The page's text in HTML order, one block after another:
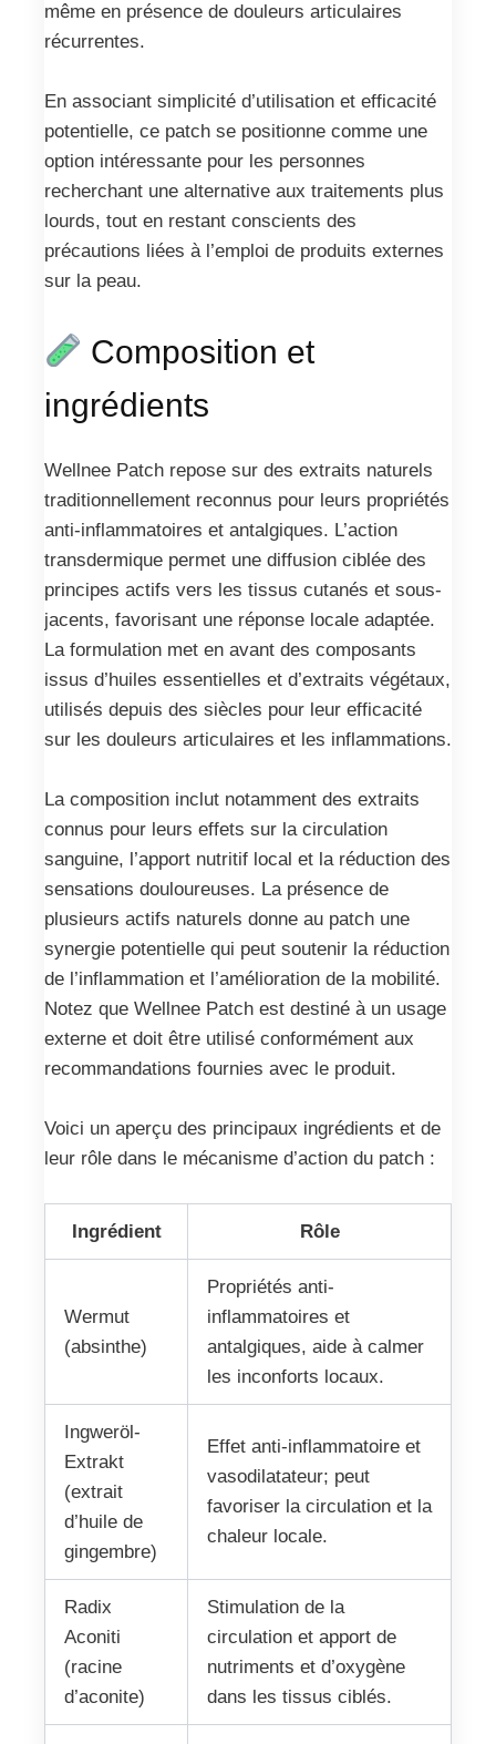
même en présence de douleurs articulaires
récurrentes.
En associant simplicité d’utilisation et efficacité
potentielle, ce patch se positionne comme une
option intéressante pour les personnes
recherchant une alternative aux traitements plus
lourds, tout en restant conscients des
précautions liées à l’emploi de produits externes
sur la peau.
Composition et
ingrédients
Wellnee Patch repose sur des extraits naturels
traditionnellement reconnus pour leurs propriétés
anti-inflammatoires et antalgiques. L’action
transdermique permet une diffusion ciblée des
principes actifs vers les tissus cutanés et sous-
jacents, favorisant une réponse locale adaptée.
La formulation met en avant des composants
issus d’huiles essentielles et d’extraits végétaux,
utilisés depuis des siècles pour leur efficacité
sur les douleurs articulaires et les inflammations.
La composition inclut notamment des extraits
connus pour leurs effets sur la circulation
sanguine, l’apport nutritif local et la réduction des
sensations douloureuses. La présence de
plusieurs actifs naturels donne au patch une
synergie potentielle qui peut soutenir la réduction
de l’inflammation et l’amélioration de la mobilité.
Notez que Wellnee Patch est destiné à un usage
externe et doit être utilisé conformément aux
recommandations fournies avec le produit.
Voici un aperçu des principaux ingrédients et de
leur rôle dans le mécanisme d’action du patch :
Ingrédient Rôle
Wermut
(absinthe)
Propriétés anti-
inflammatoires et
antalgiques, aide à calmer
les inconforts locaux.
Ingweröl-
Extrakt
(extrait
d’huile de
gingembre)
Effet anti-inflammatoire et
vasodilatateur; peut
favoriser la circulation et la
chaleur locale.
Radix
Aconiti
(racine
d’aconite)
Stimulation de la
circulation et apport de
nutriments et d’oxygène
dans les tissus ciblés.